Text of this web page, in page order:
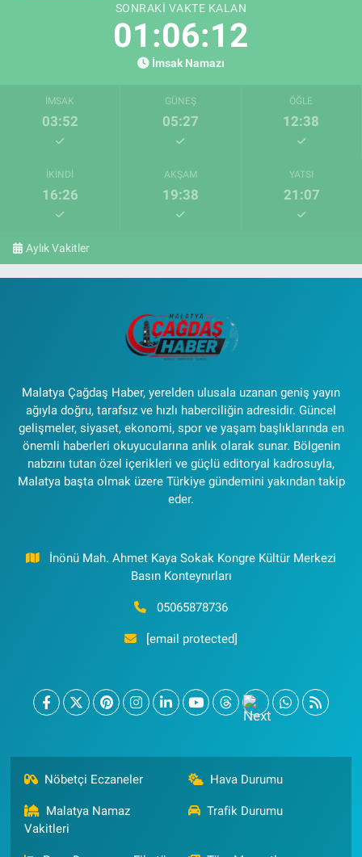
SONRAKI VAKTE KALAN
01:06:11
İmsak Namazı
İMSAK
03:52
GÜNEŞ
05:27
ÖĞLE
12:38
İKINDI
16:26
AKŞAM
19:38
YATSI
21:07
Aylık Vakitler
Malatya Çağdaş Haber, yerelden ulusala uzanan geniş yayın
ağıyla doğru, tarafsız ve hızlı haberciliğin adresidir. Güncel
gelişmeler, siyaset, ekonomi, spor ve yaşam başlıklarında en
önemli haberleri okuyucularına anlık olarak sunar. Bölgenin
nabzını tutan özel içerikleri ve güçlü editoryal kadrosuyla,
Malatya başta olmak üzere Türkiye gündemini yakından takip
eder.
İnönü Mah. Ahmet Kaya Sokak Kongre Kültür Merkezi
Basın Konteynırları
05065878736
[email protected]
Nöbetçi Eczaneler Hava Durumu
Malatya Namaz
Vakitleri
Trafik Durumu